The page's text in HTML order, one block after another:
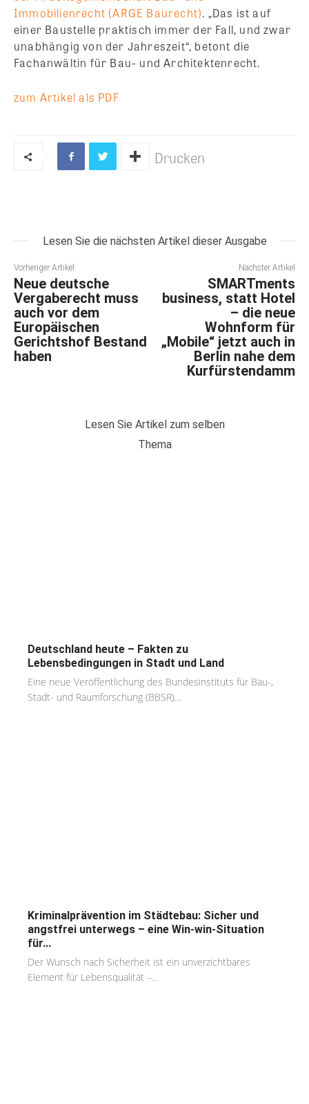
Immobilienrecht (ARGE Baurecht). „Das ist auf
einer Baustelle praktisch immer der Fall, und zwar
unabhängig von der Jahreszeit“, betont die
Fachanwältin für Bau- und Architektenrecht.
zum Artikel als PDF
Drucken
Lesen Sie die nächsten Artikel dieser Ausgabe
Vorheriger Artikel
Neue deutsche
Vergaberecht muss
auch vor dem
Europäischen
Gerichtshof Bestand
haben
Nächster Artikel
SMARTments
business, statt Hotel
– die neue
Wohnform für
„Mobile“ jetzt auch in
Berlin nahe dem
Kurfürstendamm
Lesen Sie Artikel zum selben
Thema
Deutschland heute – Fakten zu
Lebensbedingungen in Stadt und Land
Eine neue Veröffentlichung des Bundesinstituts für Bau-,
Stadt- und Raumforschung (BBSR)...
Kriminalprävention im Städtebau: Sicher und
angstfrei unterwegs – eine Win-win-Situation
für...
Der Wunsch nach Sicherheit ist ein unverzichtbares
Element für Lebensqualität –...